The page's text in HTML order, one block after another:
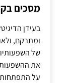
מסכים
בעידן
ומתרקם,
של
את ההשפעות
על התפתחות